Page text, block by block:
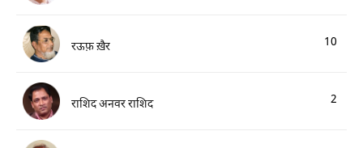
रऊफ़ ख़ैर 10
राशिद अनवर राशिद 2